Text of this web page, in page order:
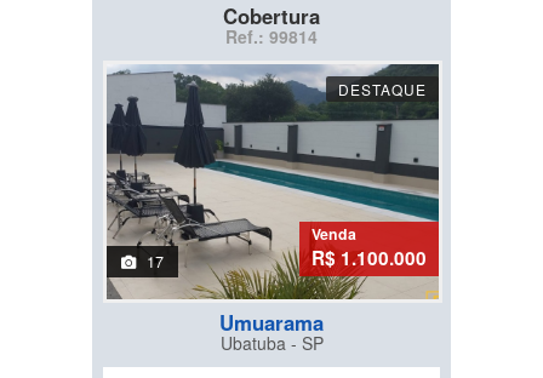
Cobertura
Ref.: 99814
DESTAQUE
17
Venda
R$ 1.100.000
Umuarama
Ubatuba - SP